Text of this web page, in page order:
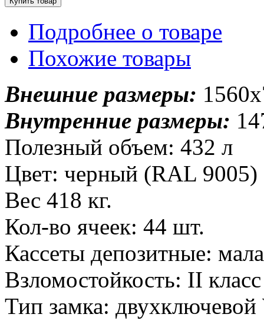
Подробнее о товаре
Похожие товары
Внешние размеры:
Внутренние размеры:
Полезный объем: 432 л
Цвет: черный (RAL 9005)
Вес 418 кг.
Кол-во ячеек: 44 шт.
Кассеты депозитные:
Взломостойкость: II
Тип замка: